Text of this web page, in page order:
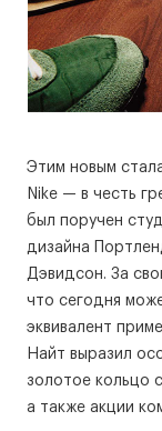
Этим новым
Nike — в честь
был поручен
дизайна
Дэвидсон. За
что сегодня
эквивалент
Найт выразил
золотое кольцо
а также акции